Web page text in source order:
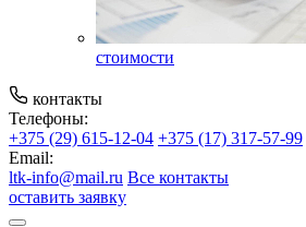
стоимости
контакты
Телефоны:
+375 (29) 615-12-04 +375 (17) 317-57-99
Email:
ltk-info@mail.ru Все контакты
оставить заявку